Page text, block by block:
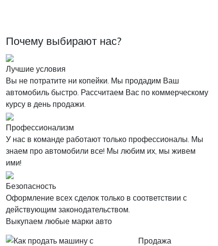
Почему выбирают нас?
Лучшие условия
Вы не потратите ни копейки. Мы продадим Ваш
автомобиль быстро. Рассчитаем Вас по коммерческому
курсу в день продажи.
Профессионализм
У нас в команде работают только профессионалы. Мы
знаем про автомобили все! Мы любим их, мы живем
ими!
Безопасность
Оформление всех сделок только в соответствии с
действующим законодательством.
Выкупаем любые марки авто
Продажа